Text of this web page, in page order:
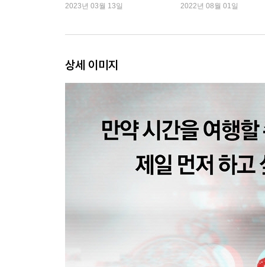
김육 : 삶을 던진다는 것의 의미
[4장] 인생의 답을 찾으려는 사람들에게
각자의 삶에는 자신만의 궤적이 필요하다
역사의 흐름 속에서 현재를 바라본다면
시민이라는 말의 무게
오늘을 잘살기 위해 필요한 것
나오는 글 | 삶의 밑그림을 그려준 이들을 생각하며
2023년 03월 13일 2022년 08월 01일
상세 이미지